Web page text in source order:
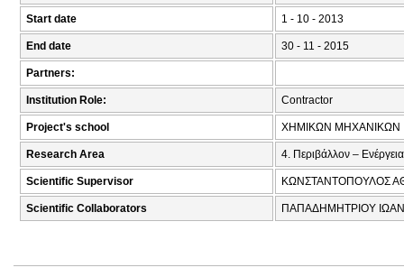
Start date 1 - 10 - 2013
End date 30 - 11 - 2015
Partners:
Institution Role: Contractor
Project's school ΧΗΜΙΚΩΝ ΜΗΧΑΝΙΚΩΝ
Research Area 4. Περιβάλλον – Ενέργεια
Scientific Supervisor ΚΩΝΣΤΑΝΤΟΠΟΥΛΟΣ
Scientific Collaborators ΠΑΠΑΔΗΜΗΤΡΙΟΥ